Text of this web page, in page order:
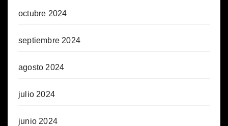
octubre 2024
septiembre 2024
agosto 2024
julio 2024
junio 2024